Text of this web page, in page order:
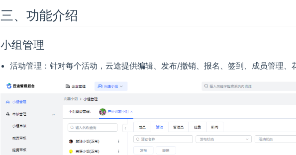
三、功能介绍
小组管理
活动管理：针对每个活动，云途提供编辑、发布/撤销、报名、签到、成员管理、